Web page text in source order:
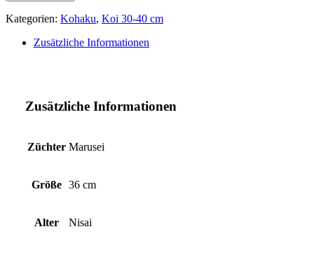
Kategorien: Kohaku, Koi 30-40 cm
Zusätzliche Informationen
Zusätzliche Informationen
Züchter Marusei
Größe 36 cm
Alter Nisai